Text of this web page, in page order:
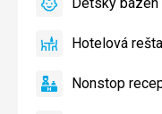
zadarmo
DetskýDetský bazén
áno
Hotelová
áno
NonstopNonstop
áno